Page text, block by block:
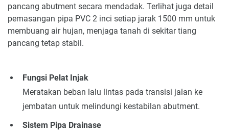
pancang abutment secara mendadak. Terlihat juga detail
pemasangan pipa PVC 2 inci setiap jarak 1500 mm untuk
membuang air hujan, menjaga tanah di sekitar tiang
pancang tetap stabil.
Fungsi Pelat Injak
Meratakan beban lalu lintas pada transisi jalan ke
jembatan untuk melindungi kestabilan abutment.
Sistem Pipa Drainase